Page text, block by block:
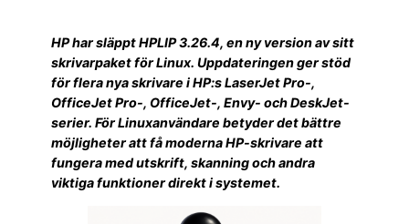
HP har släppt HPLIP 3.26.4, en ny version av sitt
skrivarpaket för Linux. Uppdateringen ger stöd
för flera nya skrivare i HP:s LaserJet Pro-,
OfficeJet Pro-, OfficeJet-, Envy- och DeskJet-
serier. För Linuxanvändare betyder det bättre
möjligheter att få moderna HP-skrivare att
fungera med utskrift, skanning och andra
viktiga funktioner direkt i systemet.